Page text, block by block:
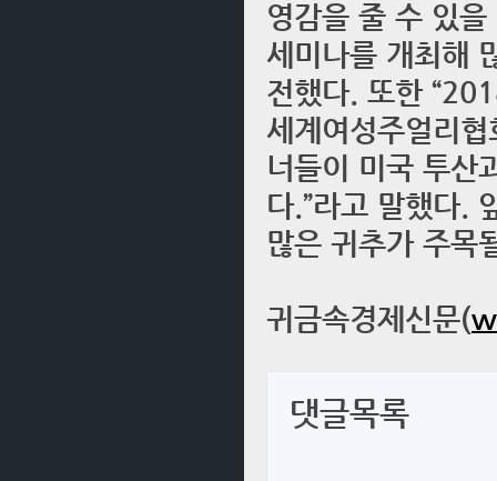
영감을 줄 수 있
세미나를 개최해
전했다. 또한
세계여성주얼리
너들이 미국 투산
다.”라고 말했다.
많은 귀추가 주목
귀금속경제신문(
댓글목록